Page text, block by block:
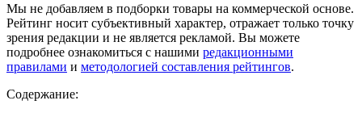
Мы не добавляем в подборки товары на коммерческой основе.
Рейтинг носит субъективный характер, отражает только точку
зрения редакции и не является рекламой. Вы можете
подробнее ознакомиться с нашими редакционными
правилами и методологией составления рейтингов.
Содержание: